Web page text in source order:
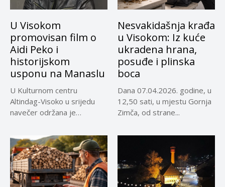
U Visokom
promovisan film o
Aidi Peko i
historijskom
usponu na Manaslu
U Kulturnom centru
Altindag-Visoko u srijedu
navečer održana je
Nesvakidašnja krađa
u Visokom: Iz kuće
ukradena hrana,
posuđe i plinska
boca
Dana 07.04.2026. godine, u
12,50 sati, u mjestu Gornja
Zimča, od strane...